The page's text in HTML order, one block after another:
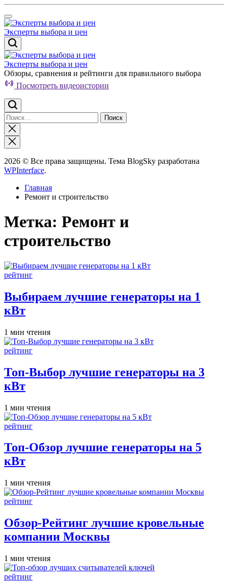
Перейти
к
содержимому
Эксперты выбора и цен
Эксперты выбора и цен
Обзоры, сравнения и рейтинги для правильного выбора
Посмотреть видеоистории
Найти:
Закрыть
поиск
2026 © Все права защищены. Тема BlogSky разработана
WPInterface.
Главная
Ремонт и строительство
Метка: Ремонт и
строительство
Опубликовано
рейтинг
Выбираем лучшие генераторы на 1
кВт
Расчётное
время
чтения
1 мин чтения
Опубликовано
рейтинг
Топ-Выбор лучшие генераторы на 3
кВт
Расчётное
время
чтения
1 мин чтения
Опубликовано
рейтинг
Топ-Обзор лучшие генераторы на 5
кВт
Расчётное
время
чтения
1 мин чтения
Опубликовано
рейтинг
Обзор-Рейтинг лучшие кровельные
компании Москвы
Расчётное
время
чтения
1 мин чтения
Опубликовано
рейтинг